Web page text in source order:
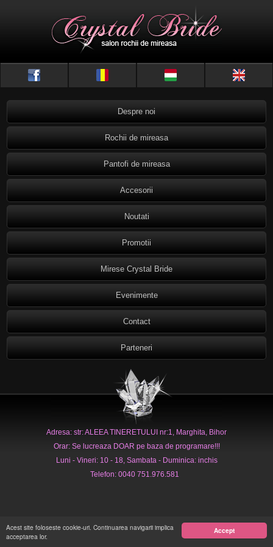
Accept
Acest site foloseste cookie-uri. Continuarea navigarii implica
acceptarea lor.
Despre noi
Rochii de mireasa
Pantofi de mireasa
Accesorii
Noutati
Promotii
Mirese Crystal Bride
Evenimente
Contact
Parteneri
Adresa: str: ALEEA TINERETULUI nr:1, Marghita, Bihor
Orar: Se lucreaza DOAR pe baza de programare!!!
Luni - Vineri: 10 - 18, Sambata - Duminica: inchis
Telefon: 0040 751.976.581